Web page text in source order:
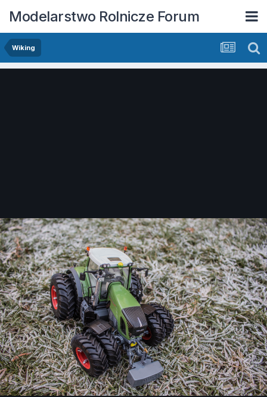
Modelarstwo Rolnicze Forum
Wiking